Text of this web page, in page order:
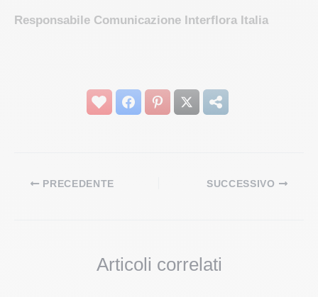
Responsabile Comunicazione Interflora Italia
PRECEDENTE SUCCESSIVO
Articoli correlati